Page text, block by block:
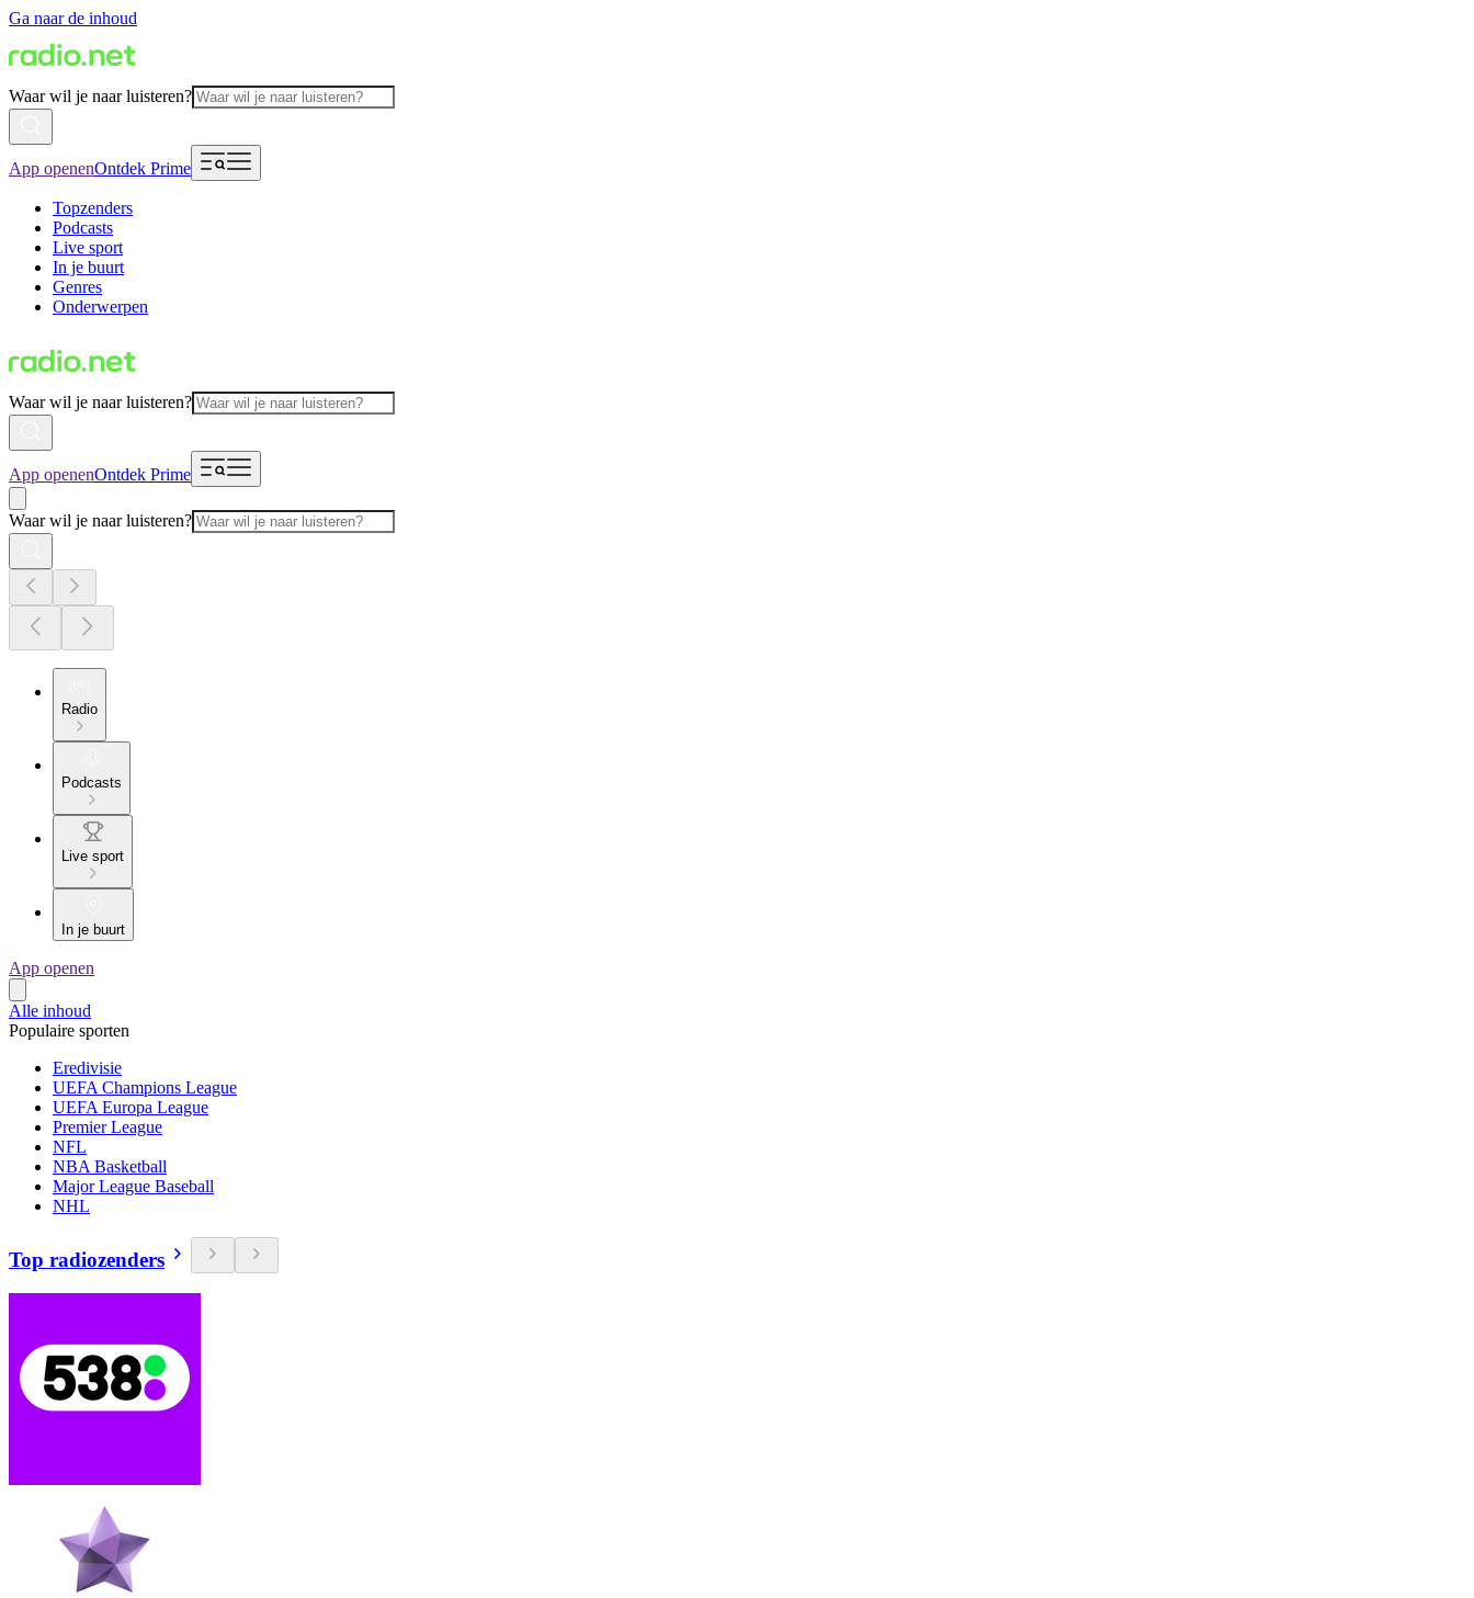
Ga naar de inhoud
Waar wil je naar luisteren?
App openenOntdek Prime
Topzenders
Podcasts
Live sport
In je buurt
Genres
Onderwerpen
Waar wil je naar luisteren?
App openenOntdek Prime
Waar wil je naar luisteren?
Radio
Podcasts
Live sport
In je buurt
App openen
Alle inhoud
Populaire sporten
Eredivisie
UEFA Champions League
UEFA Europa League
Premier League
NFL
NBA Basketball
Major League Baseball
NHL
Top radiozenders